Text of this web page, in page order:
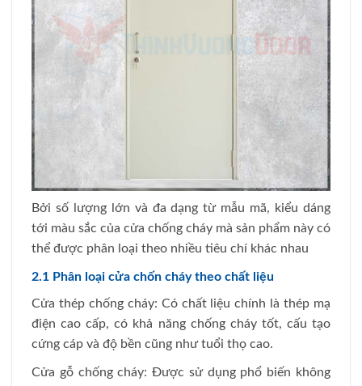
Bởi số lượng lớn và đa dạng từ mẫu mã, kiểu dáng
tới màu sắc của cửa chống cháy mà sản phẩm này có
thể được phân loại theo nhiều tiêu chí khác nhau
2.1 Phân loại cửa chốn cháy theo chất liệu
Cửa thép chống cháy: Có chất liệu chính là thép mạ
điện cao cấp, có khả năng chống cháy tốt, cấu tạo
cứng cáp và độ bền cũng như tuổi thọ cao.
Cửa gỗ chống cháy: Được sử dụng phổ biến không